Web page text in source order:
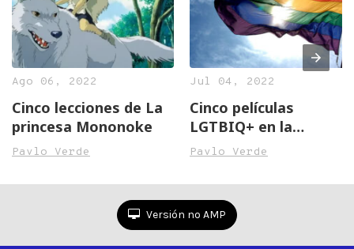
Ago 06, 2022
Cinco lecciones de La
princesa Mononoke
Pavlo Verde
Jul 04, 2022
Cinco películas
LGTBIQ+ en la
semana del Orgullo
Pavlo Verde
Versión no AMP